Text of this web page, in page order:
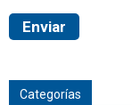
Categorías